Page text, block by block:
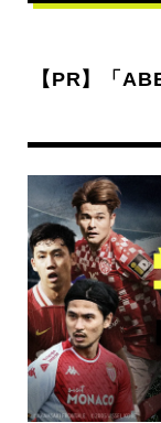
【PR】「